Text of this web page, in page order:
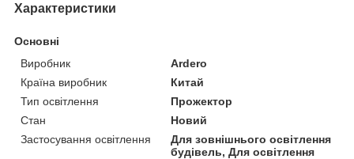
Характеристики
Основні
Виробник
Ardero
Країна виробник
Китай
Тип освітлення
Прожектор
Стан
Новий
Застосування освітлення
Для зовнішнього освітлення
будівель, Для освітлення